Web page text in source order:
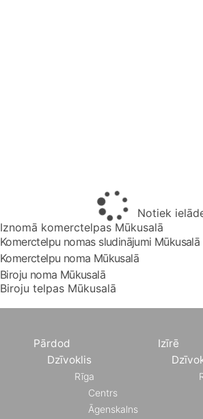
Notiek
Iznomā komerctelpas Mūkusalā
Komerctelpu nomas sludinājumi Mūkusalā
Komerctelpu noma Mūkusalā
Biroju noma Mūkusalā
Biroju telpas Mūkusalā
Pārdod
Dzīvoklis
Rīga
Centrs
Āgenskalns
Izīrē